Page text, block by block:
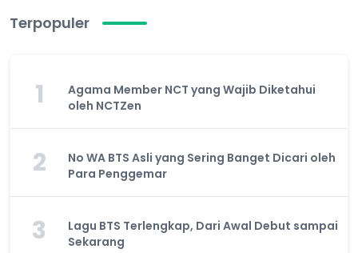
Terpopuler
1
Agama Member NCT yang Wajib Diketahui
oleh NCTZen
2
No WA BTS Asli yang Sering Banget Dicari oleh
Para Penggemar
3
Lagu BTS Terlengkap, Dari Awal Debut sampai
Sekarang